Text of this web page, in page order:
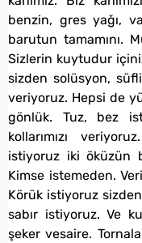
benzin, gres yağı,
barutun tamamını.
Sizlerin kuytudur
sizden solüsyon,
veriyoruz. Hepsi de
gönlük. Tuz, bez
kollarımızı
istiyoruz iki öküzün
Kimse istemeden.
Körük istiyoruz
sabır istiyoruz. Ve
şeker vesaire.